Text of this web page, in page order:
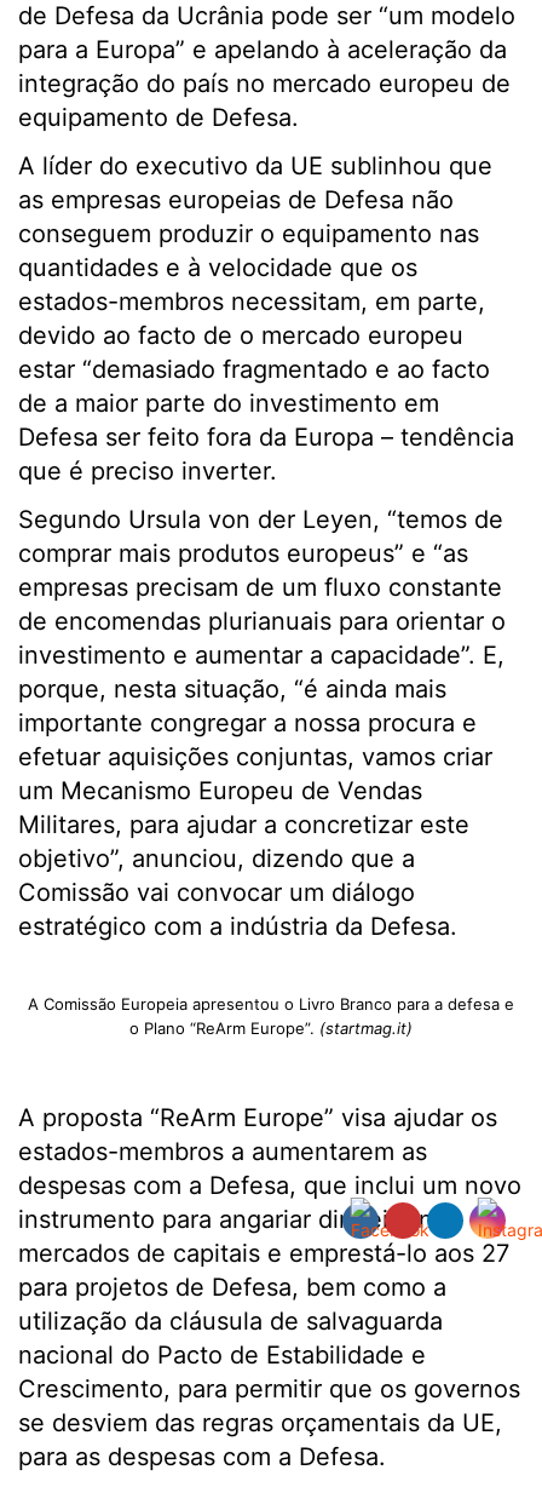
de Defesa da Ucrânia pode ser “um modelo
para a Europa” e apelando à aceleração da
integração do país no mercado europeu de
equipamento de Defesa.
A líder do executivo da UE sublinhou que
as empresas europeias de Defesa não
conseguem produzir o equipamento nas
quantidades e à velocidade que os
estados-membros necessitam, em parte,
devido ao facto de o mercado europeu
estar “demasiado fragmentado e ao facto
de a maior parte do investimento em
Defesa ser feito fora da Europa – tendência
que é preciso inverter.
Segundo Ursula von der Leyen, “temos de
comprar mais produtos europeus” e “as
empresas precisam de um fluxo constante
de encomendas plurianuais para orientar o
investimento e aumentar a capacidade”. E,
porque, nesta situação, “é ainda mais
importante congregar a nossa procura e
efetuar aquisições conjuntas, vamos criar
um Mecanismo Europeu de Vendas
Militares, para ajudar a concretizar este
objetivo”, anunciou, dizendo que a
Comissão vai convocar um diálogo
estratégico com a indústria da Defesa.
A Comissão Europeia apresentou o Livro Branco para a defesa e
o Plano “ReArm Europe”. (startmag.it)
A proposta “ReArm Europe” visa ajudar os
estados-membros a aumentarem as
despesas com a Defesa, que inclui um novo
instrumento para angariar dinheiro nos
mercados de capitais e emprestá-lo aos 27
para projetos de Defesa, bem como a
utilização da cláusula de salvaguarda
nacional do Pacto de Estabilidade e
Crescimento, para permitir que os governos
se desviem das regras orçamentais da UE,
para as despesas com a Defesa.